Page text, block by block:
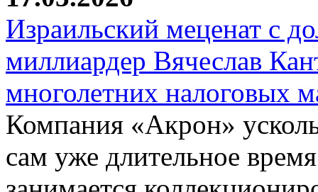
Израильский меценат с
миллиардер Вячеслав
многолетних налоговых
Компания «Акрон»
сам уже длительное